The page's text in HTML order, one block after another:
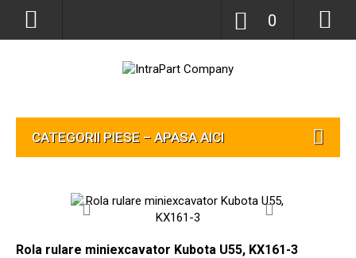
0
CATEGORII PIESE – APASA AICI
Rola rulare miniexcavator Kubota U55, KX161-3